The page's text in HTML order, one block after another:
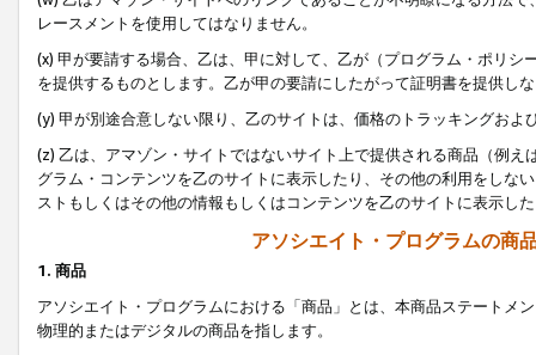
レースメントを使用してはなりません。
(x) 甲が要請する場合、乙は、甲に対して、乙が（プログラム・ポリ
を提供するものとします。乙が甲の要請にしたがって証明書を提供し
(y) 甲が別途合意しない限り、乙のサイトは、価格のトラッキングお
(z) 乙は、アマゾン・サイトではないサイト上で提供される商品（例
グラム・コンテンツを乙のサイトに表示したり、その他の利用をしな
ストもしくはその他の情報もしくはコンテンツを乙のサイトに表示し
アソシエイト・プログラムの商
1. 商品
アソシエイト・プログラムにおける「商品」とは、本商品ステートメ
物理的またはデジタルの商品を指します。